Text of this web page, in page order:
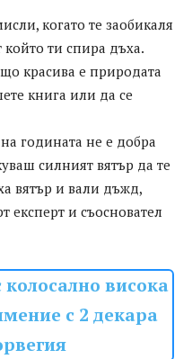
когато те заобикаля
ти спира дъха.
красива е природата
книга или да се
годината не е добра
силният вятър да те
вятър и вали дъжд,
експерт и съосновател
висока
с 2 декара